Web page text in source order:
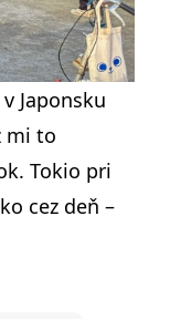
Japonsku
mi to
Tokio pri
cez deň –